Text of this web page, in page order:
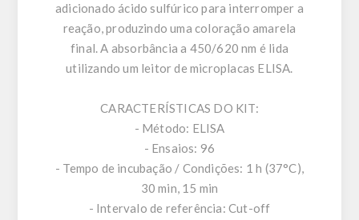
adicionado ácido sulfúrico para interromper a
reação, produzindo uma coloração amarela
final. A absorbância a 450/620 nm é lida
utilizando um leitor de microplacas ELISA.
CARACTERÍSTICAS DO KIT:
- Método: ELISA
- Ensaios: 96
- Tempo de incubação / Condições: 1 h (37°C),
30 min, 15 min
- Intervalo de referência: Cut-off